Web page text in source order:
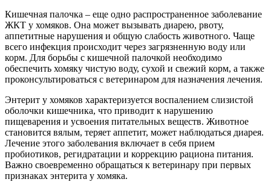
Кишечная палочка – еще одно распространенное заболевание
ЖКТ у хомяков. Она может вызывать диарею, рвоту,
аппетитные нарушения и общую слабость животного. Чаще
всего инфекция происходит через загрязненную воду или
корм. Для борьбы с кишечной палочкой необходимо
обеспечить хомяку чистую воду, сухой и свежий корм, а также
проконсультироваться с ветеринаром для назначения лечения.
Энтерит у хомяков характеризуется воспалением слизистой
оболочки кишечника, что приводит к нарушению
пищеварения и усвоения питательных веществ. Животное
становится вялым, теряет аппетит, может наблюдаться диарея.
Лечение этого заболевания включает в себя прием
пробиотиков, регидратации и коррекцию рациона питания.
Важно своевременно обращаться к ветеринару при первых
признаках энтерита у хомяка.